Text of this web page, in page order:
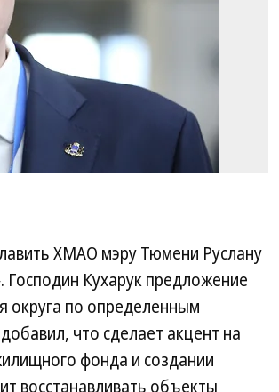
ХМАО мэру Тюмени Руслану
Господин Кухарук предложение
округа по определенным
что сделает акцент на
фонда и создании
восстанавливать объекты